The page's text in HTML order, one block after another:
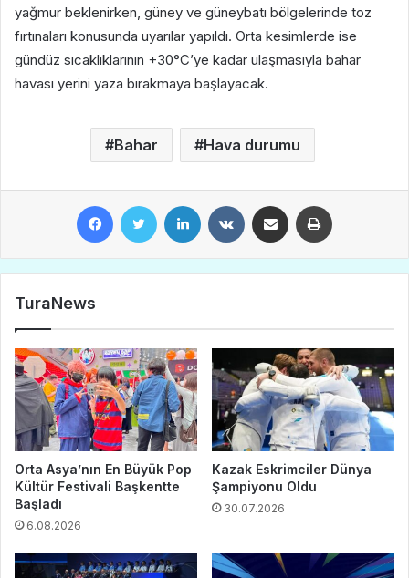
yağmur beklenirken, güney ve güneybatı bölgelerinde toz
fırtınaları konusunda uyarılar yapıldı. Orta kesimlerde ise
gündüz sıcaklıklarının +30°C’ye kadar ulaşmasıyla bahar
havası yerini yaza bırakmaya başlayacak.
Bahar Hava durumu
TuraNews
Orta Asya’nın En Büyük Pop
Kültür Festivali Başkentte
Başladı
6.08.2026
Kazak Eskrimciler Dünya
Şampiyonu Oldu
30.07.2026